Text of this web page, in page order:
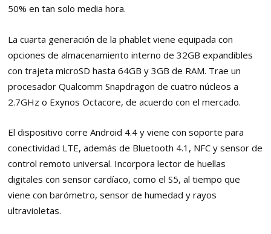
50% en tan solo media hora.
La cuarta generación de la phablet viene equipada con
opciones de almacenamiento interno de 32GB expandibles
con trajeta microSD hasta 64GB y 3GB de RAM. Trae un
procesador Qualcomm Snapdragon de cuatro núcleos a
2.7GHz o Exynos Octacore, de acuerdo con el mercado.
El dispositivo corre Android 4.4 y viene con soporte para
conectividad LTE, además de Bluetooth 4.1, NFC y sensor de
control remoto universal. Incorpora lector de huellas
digitales con sensor cardíaco, como el S5, al tiempo que
viene con barómetro, sensor de humedad y rayos
ultravioletas.